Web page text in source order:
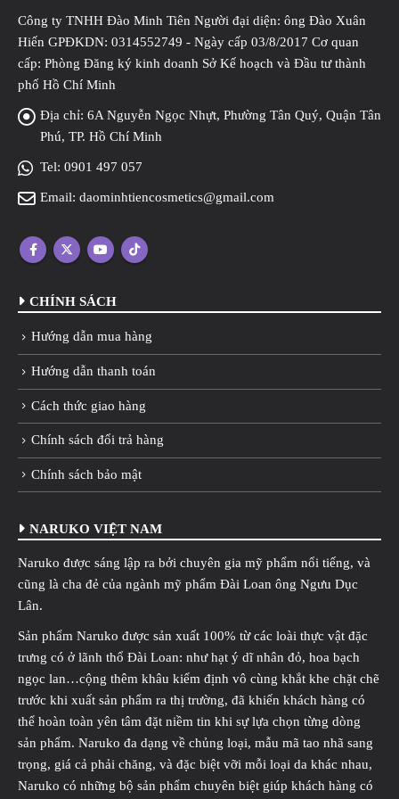
Công ty TNHH Đào Minh Tiên Người đại diện: ông Đào Xuân
Hiến GPĐKDN: 0314552749 - Ngày cấp 03/8/2017 Cơ quan
cấp: Phòng Đăng ký kinh doanh Sở Kế hoạch và Đầu tư thành
phố Hồ Chí Minh
Địa chỉ: 6A Nguyễn Ngọc Nhựt, Phường Tân Quý, Quận Tân
Phú, TP. Hồ Chí Minh
Tel: 0901 497 057
Email: daominhtiencosmetics@gmail.com
CHÍNH SÁCH
Hướng dẫn mua hàng
Hướng dẫn thanh toán
Cách thức giao hàng
Chính sách đổi trả hàng
Chính sách bảo mật
NARUKO VIỆT NAM
Naruko được sáng lập ra bởi chuyên gia mỹ phẩm nổi tiếng, và
cũng là cha đẻ của ngành mỹ phẩm Đài Loan ông Ngưu Dục
Lân.
Sản phẩm Naruko được sản xuất 100% từ các loài thực vật đặc
trưng có ở lãnh thổ Đài Loan: như hạt ý dĩ nhân đỏ, hoa bạch
ngọc lan…cộng thêm khâu kiểm định vô cùng khắt khe chặt chẽ
trước khi xuất sản phẩm ra thị trường, đã khiến khách hàng có
thể hoàn toàn yên tâm đặt niềm tin khi sự lựa chọn từng dòng
sản phẩm. Naruko đa dạng về chủng loại, mẫu mã tao nhã sang
trọng, giá cả phải chăng, và đặc biệt vỡi mỗi loại da khác nhau,
Naruko có những bộ sản phẩm chuyên biệt giúp khách hàng có